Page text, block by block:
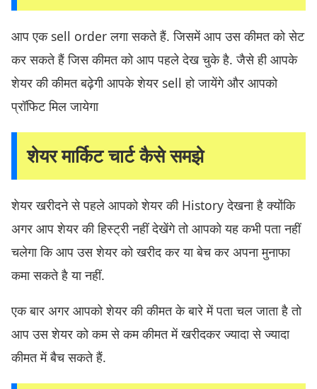
आप एक sell order लगा सकते हैं. जिसमें आप उस कीमत को सेट
कर सकते हैं जिस कीमत को आप पहले देख चुके है. जैसे ही आपके
शेयर की कीमत बढ़ेगी आपके शेयर sell हो जायेंगे और आपको
प्रॉफिट मिल जायेगा
शेयर मार्किट चार्ट कैसे समझे
शेयर खरीदने से पहले आपको शेयर की History देखना है क्योंकि
अगर आप शेयर की हिस्ट्री नहीं देखेंगे तो आपको यह कभी पता नहीं
चलेगा कि आप उस शेयर को खरीद कर या बेच कर अपना मुनाफा
कमा सकते है या नहीं.
एक बार अगर आपको शेयर की कीमत के बारे में पता चल जाता है तो
आप उस शेयर को कम से कम कीमत में खरीदकर ज्यादा से ज्यादा
कीमत में बैच सकते हैं.